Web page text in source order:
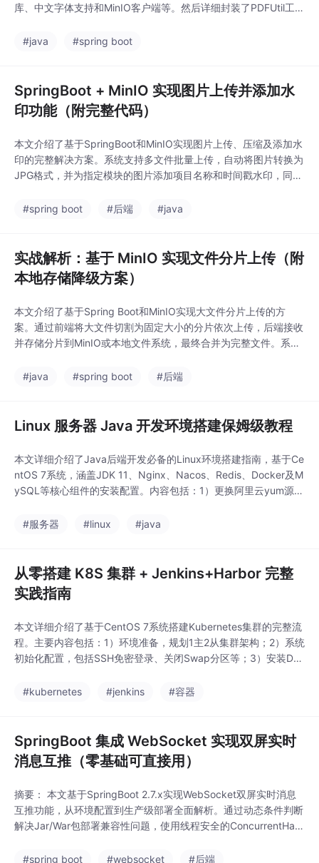
库、中文字体支持和MinIO客户端等。然后详细封装了PDFUtil工具
ux系统的字体差异问题。对于图片水印，实现了透明度和多页均匀
#java #spring boot
SpringBoot + MinIO 实现图片上传并添加水
印功能（附完整代码）
本文介绍了基于SpringBoot和MinIO实现图片上传、压缩及添加水
印的完整解决方案。系统支持多文件批量上传，自动将图片转换为
JPG格式，并为指定模块的图片添加项目名称和时间戳水印，同时
用了Thumbnailator进行图片处理，结合MinIO客户端和Apache C
#spring boot #后端 #java
实战解析：基于 MinIO 实现文件分片上传（附
本地存储降级方案）
本文介绍了基于Spring Boot和MinIO实现大文件分片上传的方
案。通过前端将大文件切割为固定大小的分片依次上传，后端接收
并存储分片到MinIO或本地文件系统，最终合并为完整文件。系统
方案。文章详细说明了技术栈选择、环境配置、依赖引入以及核心
#java #spring boot #后端
Linux 服务器 Java 开发环境搭建保姆级教程
本文详细介绍了Java后端开发必备的Linux环境搭建指南，基于Ce
ntOS 7系统，涵盖JDK 11、Nginx、Nacos、Redis、Docker及M
ySQL等核心组件的安装配置。内容包括：1）更换阿里云yum源和
源码编译安装与SSL配置；4）Nacos单机版部署与JVM优化；
#服务器 #linux #java
从零搭建 K8S 集群 + Jenkins+Harbor 完整
实践指南
本文详细介绍了基于CentOS 7系统搭建Kubernetes集群的完整流
程。主要内容包括：1）环境准备，规划1主2从集群架构；2）系统
初始化配置，包括SSH免密登录、关闭Swap分区等；3）安装Doc
件；5）集成Jenkins实现CI/CD流水线；6）搭建Harbor私有镜像
#kubernetes #jenkins #容器
SpringBoot 集成 WebSocket 实现双屏实时
消息互推（零基础可直接用）
摘要： 本文基于SpringBoot 2.7.x实现WebSocket双屏实时消息
互推功能，从环境配置到生产级部署全面解析。通过动态条件判断
解决Jar/War包部署兼容性问题，使用线程安全的ConcurrentHas
例，涵盖核心配置类、连接管理工具及双端测试方案，适合零基础
#spring boot #websocket #后端